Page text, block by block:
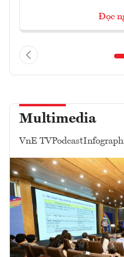
Đọc
Multimedia
VnE TVPodcast